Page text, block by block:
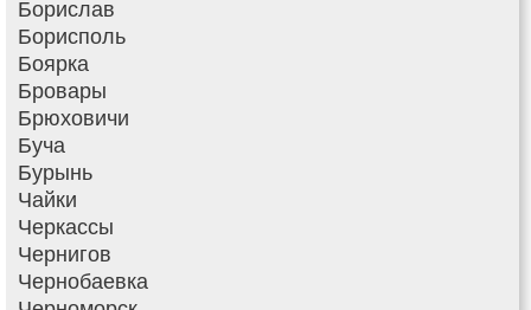
Борислав
Борисполь
Боярка
Бровары
Брюховичи
Буча
Бурынь
Чайки
Черкассы
Чернигов
Чернобаевка